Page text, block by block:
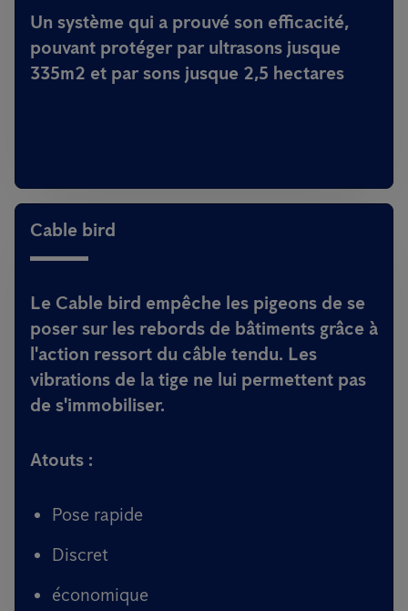
Un système qui a prouvé son efficacité,
pouvant protéger par ultrasons jusque
335m2 et par sons jusque 2,5 hectares
Cable bird
Le Cable bird empêche les pigeons de se
poser sur les rebords de bâtiments grâce à
l'action ressort du câble tendu. Les
vibrations de la tige ne lui permettent pas
de s'immobiliser.
Atouts :
Pose rapide
Discret
économique